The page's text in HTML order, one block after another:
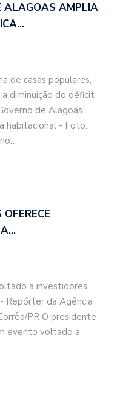
ALAGOAS AMPLIA
de casas populares,
diminuição do déficit
de Alagoas
habitacional - Foto:
A…
a investidores
Repórter da Agência
PR O presidente
evento voltado a